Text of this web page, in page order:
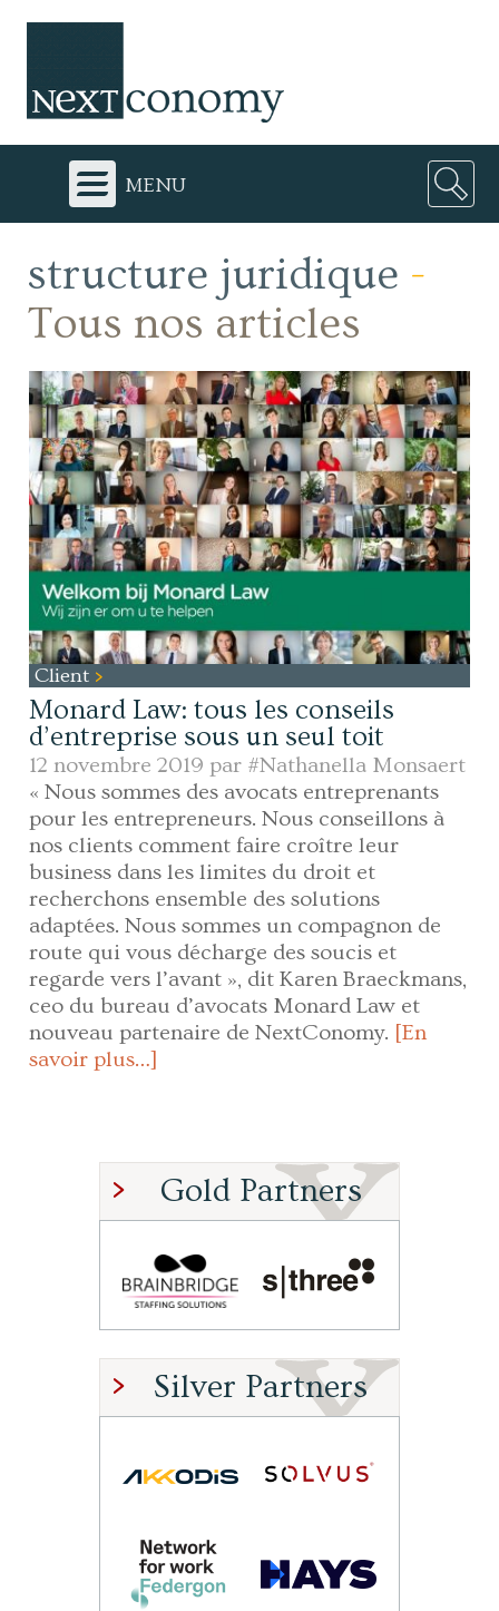
menu
structure juridique -
Tous nos articles
Client
Monard Law: tous les conseils
d’entreprise sous un seul toit
12 novembre 2019 par #Nathanella Monsaert
« Nous sommes des avocats entreprenants
pour les entrepreneurs. Nous conseillons à
nos clients comment faire croître leur
business dans les limites du droit et
recherchons ensemble des solutions
adaptées. Nous sommes un compagnon de
route qui vous décharge des soucis et
regarde vers l’avant », dit Karen Braeckmans,
ceo du bureau d’avocats Monard Law et
nouveau partenaire de NextConomy. [En
savoir plus…]
Gold Partners
Silver Partners